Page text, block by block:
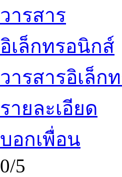
วารสาร
อิเล็กทรอนิกส์
วารสารอิเล็ก
รายละเอียด
บอกเพื่อน
0/5